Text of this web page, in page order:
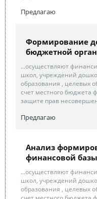
Предлагаю
Формирование
бюджетной
...осуществляют
школ, учреждений
образования , целевых
счет местного бюджета
защите прав
Предлагаю
Анализ
финансовой базы
...осуществляют
школ, учреждений
образования , целевых